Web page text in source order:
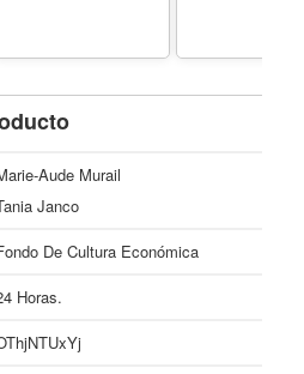
Aude Murail
Janco
De Cultura Económica
Horas.